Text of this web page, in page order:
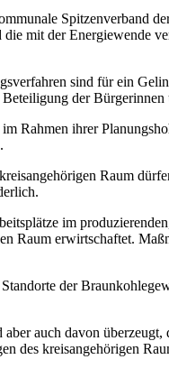
Spitzenverband
mit der Energiewende
sind für ein
der
Rahmen ihrer
Raum
im
Raum erwirtschaftet.
der
auch davon
des kreisangehörigen